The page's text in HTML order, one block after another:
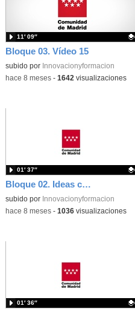
Bloque 03. Vídeo 15
Contenido educativo.
subido por Innovacionyformacion
11′ 09″
-hace 8 meses- 1642 visualizaciones
Bloque 02. Ideas clave 06
Contenido educativo.
subido por Innovacionyformacion
01′ 37″
-hace 8 meses- 1036visualizaciones
01′ 36″